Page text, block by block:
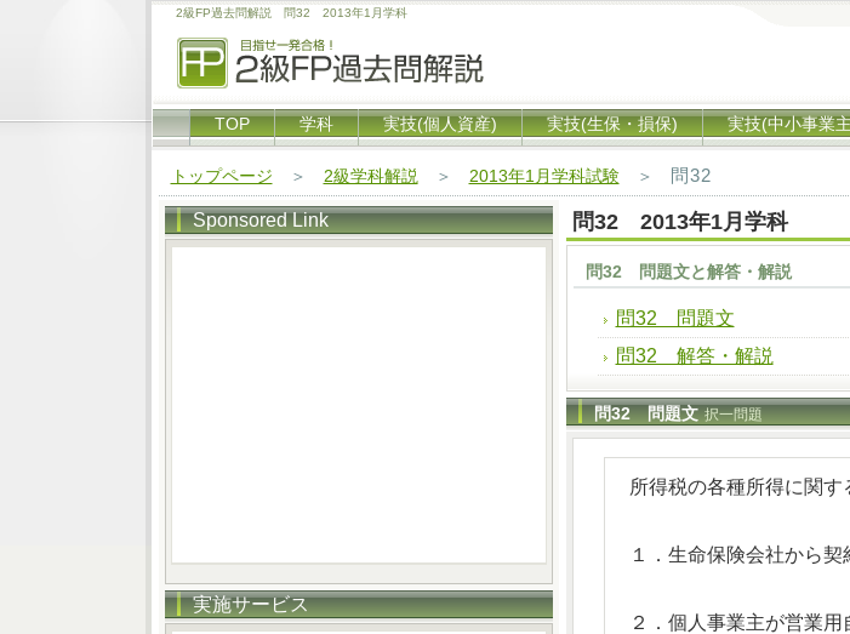
2級FP過去問解説 問32 2013年1月学科
TOP 学科 実技(個人資産) 実技(生保・損保) 実技(中小事業
トップページ ＞ 2級学科解説 ＞ 2013年1月学科試験＞ 問32
問32 2013年1月学科
問32 問題文と解答・解説
問32 問題文
問32 解答・解説
問32 問題文 択一問題
所得税の各種所得に関す
１．生命保険会社から
２．個人事業主が営業
Sponsored Link
実施サービス